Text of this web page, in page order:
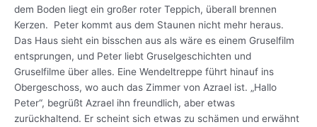
dem Boden liegt ein großer roter Teppich, überall brennen
Kerzen. Peter kommt aus dem Staunen nicht mehr heraus.
Das Haus sieht ein bisschen aus als wäre es einem Gruselfilm
entsprungen, und Peter liebt Gruselgeschichten und
Gruselfilme über alles. Eine Wendeltreppe führt hinauf ins
Obergeschoss, wo auch das Zimmer von Azrael ist. „Hallo
Peter“, begrüßt Azrael ihn freundlich, aber etwas
zurückhaltend. Er scheint sich etwas zu schämen und erwähnt